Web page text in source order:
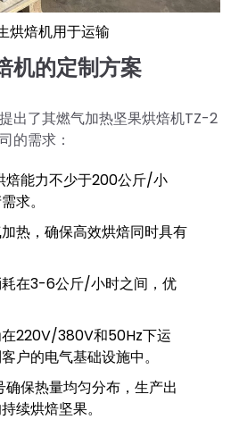
烘焙机用于运输
机的定制方案
出了其燃气加热坚果烘焙机TZ-2
的需求：
焙能力不少于200公斤/小
求。
热，确保高效烘焙同时具有
在3-6公斤/小时之间，优
220V/380V和50Hz下运
户的电气基础设施中。
保热量均匀分布，生产出
续烘焙坚果。